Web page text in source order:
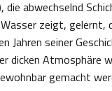
die abwechselnd
zeigt, gelernt,
Jahren seiner
dicken Atmosphäre
gemacht